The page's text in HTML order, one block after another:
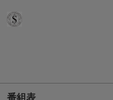
番組表